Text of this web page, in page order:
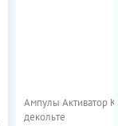
Ампулы Активатор
декольте